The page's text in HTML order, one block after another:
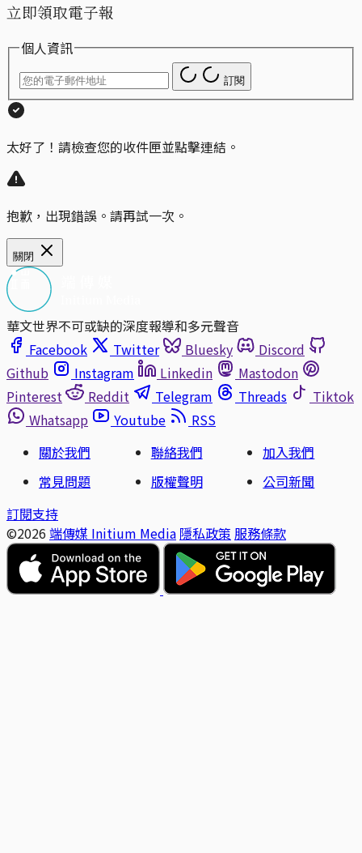
立即領取電子報
個人資訊
訂閱
太好了！請檢查您的收件匣並點擊連結。
抱歉，出現錯誤。請再試一次。
關閉
華文世界不可或缺的深度報導和多元聲音
Facebook
Twitter Bluesky
Discord
Github
Instagram Linkedin
Mastodon
Pinterest
Reddit Telegram Threads
Tiktok
Whatsapp
Youtube
RSS
關於我們
聯絡我們
加入我們
常見問題
版權聲明
公司新聞
訂閱支持
©2026 端傳媒 Initium Media 隱私政策 服務條款